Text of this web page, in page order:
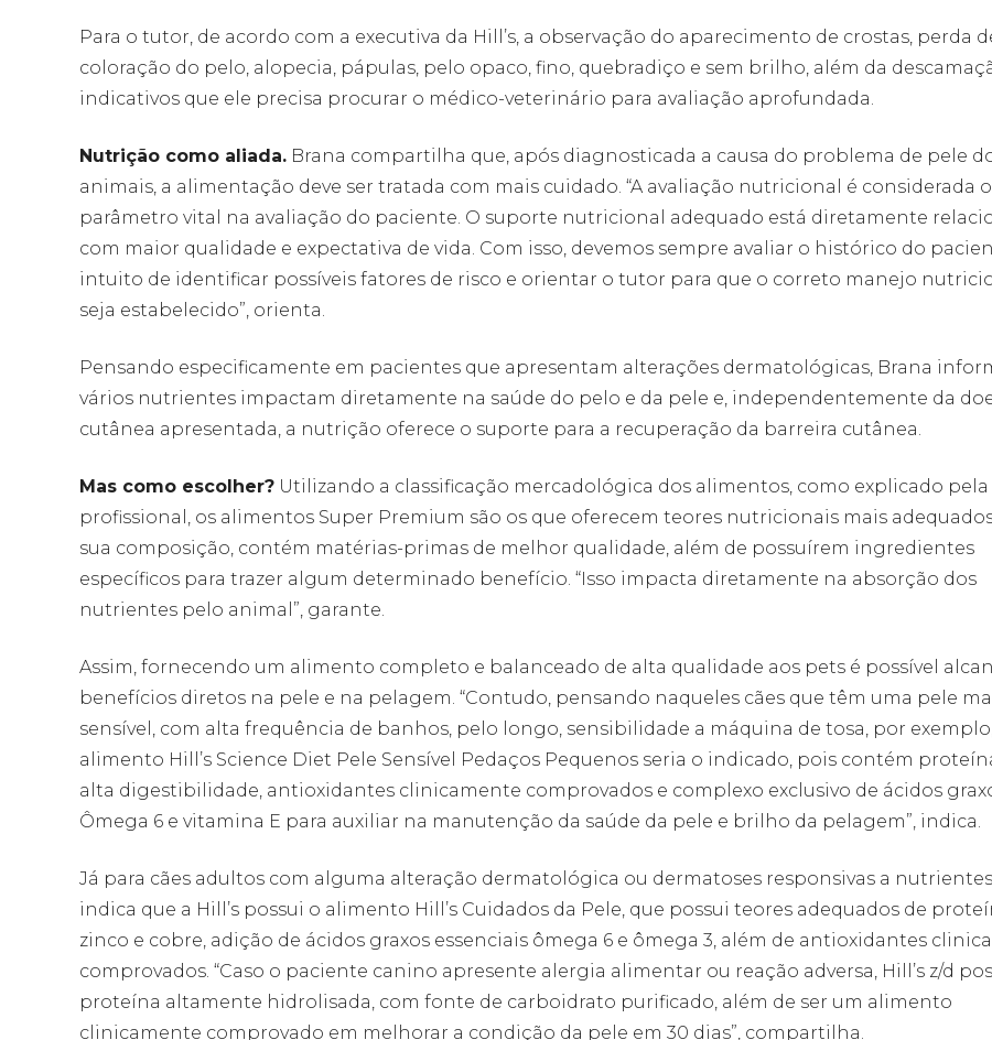
Para o tutor, de acordo com a executiva da Hill’s, a observação do aparecimento de crostas, perda
coloração do pelo, alopecia, pápulas, pelo opaco, fino, quebradiço e sem brilho, além da
indicativos que ele precisa procurar o médico-veterinário para avaliação aprofundada.
Nutrição como aliada. Brana compartilha que, após diagnosticada a causa do problema de pele
animais, a alimentação deve ser tratada com mais cuidado. “A avaliação nutricional é considerada o
parâmetro vital na avaliação do paciente. O suporte nutricional adequado está diretamente
com maior qualidade e expectativa de vida. Com isso, devemos sempre avaliar o histórico do
intuito de identificar possíveis fatores de risco e orientar o tutor para que o correto manejo
seja estabelecido”, orienta.
Pensando especificamente em pacientes que apresentam alterações dermatológicas, Brana
vários nutrientes impactam diretamente na saúde do pelo e da pele e, independentemente da
cutânea apresentada, a nutrição oferece o suporte para a recuperação da barreira cutânea.
Mas como escolher? Utilizando a classificação mercadológica dos alimentos, como explicado pela
profissional, os alimentos Super Premium são os que oferecem teores nutricionais mais
sua composição, contém matérias-primas de melhor qualidade, além de possuírem ingredientes
específicos para trazer algum determinado benefício. “Isso impacta diretamente na absorção dos
nutrientes pelo animal”, garante.
Assim, fornecendo um alimento completo e balanceado de alta qualidade aos pets é possível
benefícios diretos na pele e na pelagem. “Contudo, pensando naqueles cães que têm uma pele
sensível, com alta frequência de banhos, pelo longo, sensibilidade a máquina de tosa, por
alimento Hill’s Science Diet Pele Sensível Pedaços Pequenos seria o indicado, pois contém
alta digestibilidade, antioxidantes clinicamente comprovados e complexo exclusivo de ácidos
Ômega 6 e vitamina E para auxiliar na manutenção da saúde da pele e brilho da pelagem”, indica.
Já para cães adultos com alguma alteração dermatológica ou dermatoses responsivas a
indica que a Hill’s possui o alimento Hill’s Cuidados da Pele, que possui teores adequados de
zinco e cobre, adição de ácidos graxos essenciais ômega 6 e ômega 3, além de antioxidantes
comprovados. “Caso o paciente canino apresente alergia alimentar ou reação adversa, Hill’s z/d
proteína altamente hidrolisada, com fonte de carboidrato purificado, além de ser um alimento
clinicamente comprovado em melhorar a condição da pele em 30 dias”, compartilha.